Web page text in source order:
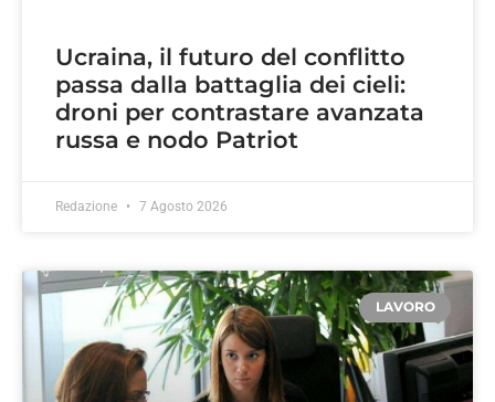
Ucraina, il futuro del conflitto
passa dalla battaglia dei cieli:
droni per contrastare avanzata
russa e nodo Patriot
Redazione 7 Agosto 2026
LAVORO